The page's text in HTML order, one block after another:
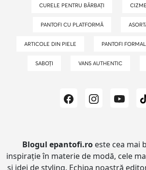
CURELE PENTRU BĂRBAȚI
PANTOFI CU PLATFORMĂ
ARTICOLE DIN PIELE PANTOFI
SABOȚI VANS AUTHENTIC
Blogul epantofi.ro este cea mai
inspirație în materie de modă, cele
și idei de styling. Echipa noastră